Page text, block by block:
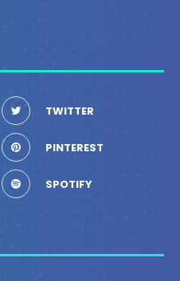
TWITTER
PINTEREST
SPOTIFY